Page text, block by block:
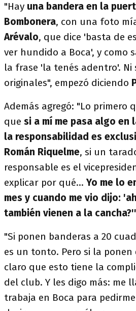
"Hay una bandera en la
Bombonera, con una foto
Arévalo, que dice 'basta de
ver hundido a Boca', y como
la frase 'la tenés adentro'. Ni
originales", empezó diciendo
Además agregó: "Lo primero
que si a mí me pasa algo en
la responsabilidad es
Román Riquelme, si un
responsable es el
explicar por qué... Yo me lo
mes y cuando me vio dijo:
también vienen a la
"Si ponen banderas a 20
es un tonto. Pero si la
claro que esto tiene la
del club. Y les digo más: me
trabaja en Boca para